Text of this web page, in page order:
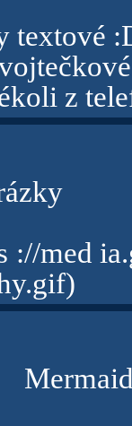
textové
z
://med